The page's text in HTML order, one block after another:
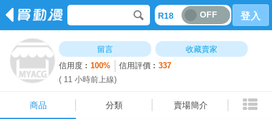
R18 OFF 登入
留言
收藏賣家
信用度︰100% 信用評價︰337
( 11 小時前上線)
商品 分類 賣場簡介
商品 分類 賣場簡介